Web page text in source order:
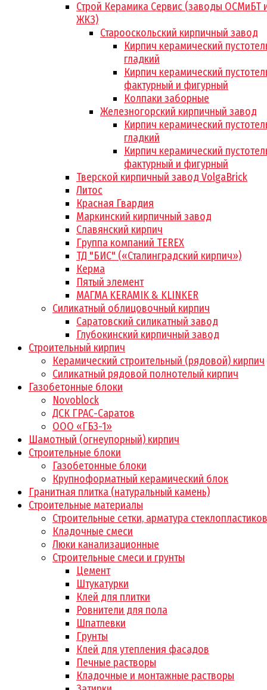
Строй Керамика Сервис (заводы ОСМиБТ
ЖКЗ)
Старооскольский кирпичный завод
Кирпич керамический
гладкий
Кирпич керамический
фактурный и фигурный
Колпаки заборные
Железногорский кирпичный завод
Кирпич керамический
гладкий
Кирпич керамический
фактурный и фигурный
Тверской кирпичный завод VolgaBrick
Литос
Красная Гвардия
Маркинский кирпичный завод
Славянский кирпич
Группа компаний TEREX
ТД "БИС" («Сталинградский кирпич»)
Керма
Пятый элемент
МАГМА KERAMIK & KLINKER
Силикатный облицовочный кирпич
Саратовский силикатный завод
Глубокинский кирпичный завод
Строительный кирпич
Керамический строительный (рядовой) кирпич
Силикатный рядовой полнотелый кирпич
Газобетонные блоки
Novoblock
ДСК ГРАС-Саратов
ООО «ГБЗ-1»
Шамотный (огнеупорный) кирпич
Строительные блоки
Газобетонные блоки
Крупноформатный керамический блок
Гранитная плитка (натуральный камень)
Строительные материалы
Строительные сетки, арматура
Кладочные смеси
Люки канализационные
Строительные смеси и грунты
Цемент
Штукатурки
Клей для плитки
Ровнители для пола
Шпатлевки
Грунты
Клей для утепления фасадов
Печные растворы
Кладочные и монтажные растворы